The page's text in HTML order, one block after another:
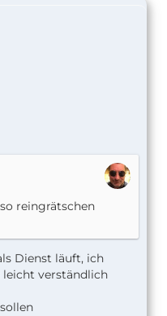
reingrätschen
Dienst läuft, ich
verständlich